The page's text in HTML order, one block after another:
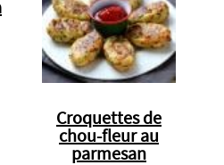
Croquettes de
chou-fleur au
parmesan